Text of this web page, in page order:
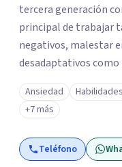
tercera generación
principal de trabajar
negativos, malestar
desadaptativos
habilidades y
míos y juntos los alcanzaremos!. Mi
que consigas el
consciente de que
inicialmente
Ansiedad
+7 más
Teléfono